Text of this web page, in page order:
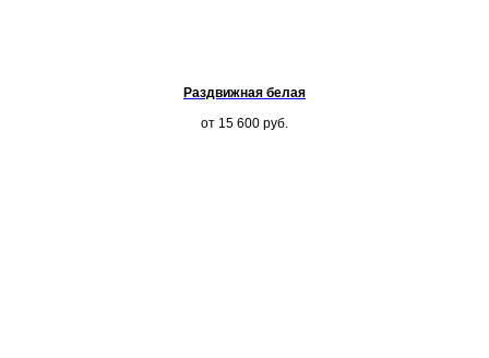
Раздвижная белая
от 15 600 руб.